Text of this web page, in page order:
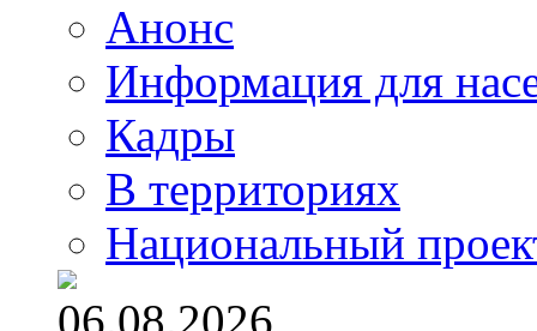
Анонс
Информация для
Кадры
В территориях
Национальный